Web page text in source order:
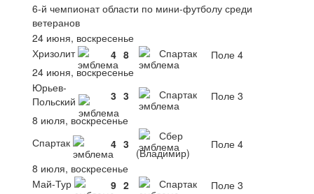
6-й чемпионат области по мини-футболу среди
ветеранов
24 июня, воскресенье
Хризолит
4 8 Спартак
Поле 4
24 июня, воскресенье
Юрьев-
Польский
3 3 Спартак
Поле 3
8 июля, воскресенье
Спартак
4 3
Сбер
(Владимир)
Поле 4
8 июля, воскресенье
Май-Тур
9 2 Спартак
Поле 3